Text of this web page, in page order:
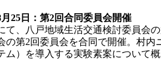
25日：第2回合同委員会開催
、八戸地域生活交通検討委員会
の第2回委員会を合同で開催。村
ム）を導入する実験素案について